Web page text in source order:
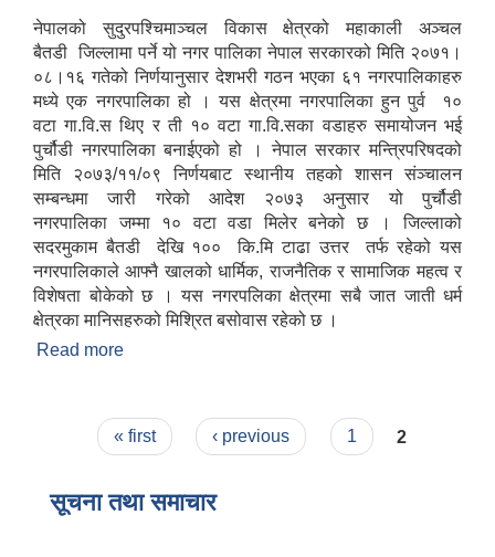
नेपालको सुदुरपश्चिमाञ्चल विकास क्षेत्रको महाकाली अञ्चल
बैतडी जिल्लामा पर्ने यो नगर पालिका नेपाल सरकारको मिति २०७१।
०८।१६ गतेको निर्णयानुसार देशभरी गठन भएका ६१ नगरपालिकाहरु
मध्ये एक नगरपालिका हो । यस क्षेत्रमा नगरपालिका हुन पुर्व १०
वटा गा.वि.स थिए र ती १० वटा गा.वि.सका वडाहरु समायोजन भई
पुर्चौडी नगरपालिका बनाईएको हो । नेपाल सरकार मन्त्रिपरिषदको
मिति २०७३/११/०९ निर्णयबाट स्थानीय तहको शासन संञ्चालन
सम्बन्धमा जारी गरेको आदेश २०७३ अनुसार यो पुर्चौडी
नगरपालिका जम्मा १० वटा वडा मिलेर बनेको छ । जिल्लाको
सदरमुकाम बैतडी देखि १०० कि.मि टाढा उत्तर तर्फ रहेको यस
नगरपालिकाले आफ्नै खालको धार्मिक, राजनैतिक र सामाजिक महत्व र
विशेषता बोकेको छ । यस नगरपलिका क्षेत्रमा सबै जात जाती धर्म
क्षेत्रका मानिसहरुको मिश्रित बसोवास रहेको छ ।
Read more
Pages« first ‹ previous 1 2
सूचना तथा समाचार